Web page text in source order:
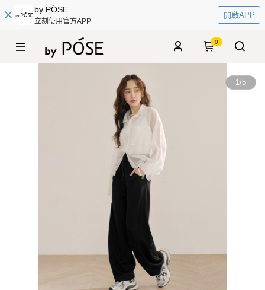
by PÓSE
立刻使用官方APP
開啟APP
0
1/5